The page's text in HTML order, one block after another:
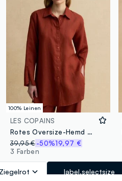
100% Leinen
LES COPAINS
Rotes Oversize-Hemd aus reinem Leinen
39,95 €-50%19,97 €
3 Farben
label.selectsize